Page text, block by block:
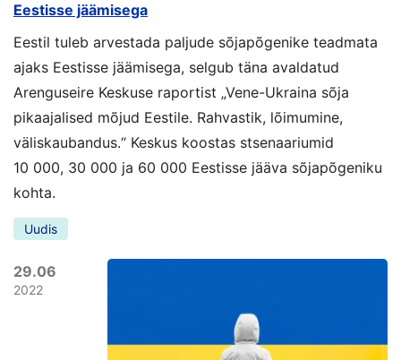
Eestisse jäämisega
Eestil tuleb arvestada paljude sõjapõgenike teadmata
ajaks Eestisse jäämisega, selgub täna avaldatud
Arenguseire Keskuse raportist „Vene-Ukraina sõja
pikaajalised mõjud Eestile. Rahvastik, lõimumine,
väliskaubandus.“ Keskus koostas stsenaariumid
10 000, 30 000 ja 60 000 Eestisse jääva sõjapõgeniku
kohta.
Uudis
29.06
2022